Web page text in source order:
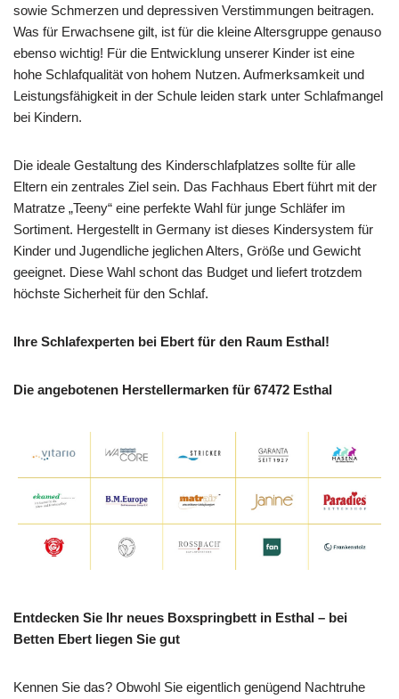
sowie Schmerzen und depressiven Verstimmungen beitragen.
Was für Erwachsene gilt, ist für die kleine Altersgruppe genauso
ebenso wichtig! Für die Entwicklung unserer Kinder ist eine
hohe Schlafqualität von hohem Nutzen. Aufmerksamkeit und
Leistungsfähigkeit in der Schule leiden stark unter Schlafmangel
bei Kindern.
Die ideale Gestaltung des Kinderschlafplatzes sollte für alle
Eltern ein zentrales Ziel sein. Das Fachhaus Ebert führt mit der
Matratze „Teeny“ eine perfekte Wahl für junge Schläfer im
Sortiment. Hergestellt in Germany ist dieses Kindersystem für
Kinder und Jugendliche jeglichen Alters, Größe und Gewicht
geeignet. Diese Wahl schont das Budget und liefert trotzdem
höchste Sicherheit für den Schlaf.
Ihre Schlafexperten bei Ebert für den Raum Esthal!
Die angebotenen Herstellermarken für 67472 Esthal
Entdecken Sie Ihr neues Boxspringbett in Esthal – bei
Betten Ebert liegen Sie gut
Kennen Sie das? Obwohl Sie eigentlich genügend Nachtruhe